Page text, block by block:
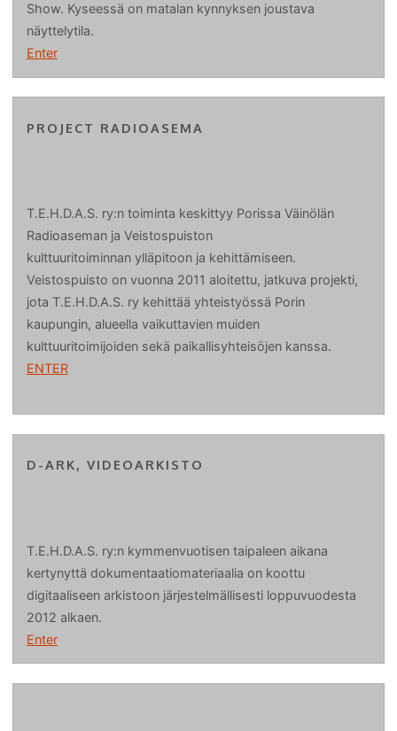
Show. Kyseessä on matalan kynnyksen joustava
näyttelytila.
Enter
PROJECT RADIOASEMA
T.E.H.D.A.S. ry:n toiminta keskittyy Porissa Väinölän
Radioaseman ja Veistospuiston
kulttuuritoiminnan ylläpitoon ja kehittämiseen.
Veistospuisto on vuonna 2011 aloitettu, jatkuva projekti,
jota T.E.H.D.A.S. ry kehittää yhteistyössä Porin
kaupungin, alueella vaikuttavien muiden
kulttuuritoimijoiden sekä paikallisyhteisöjen kanssa.
ENTER
D-ARK, VIDEOARKISTO
T.E.H.D.A.S. ry:n kymmenvuotisen taipaleen aikana
kertynyttä dokumentaatiomateriaalia on koottu
digitaaliseen arkistoon järjestelmällisesti loppuvuodesta
2012 alkaen.
Enter